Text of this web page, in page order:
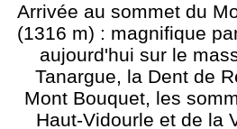
Arrivée au sommet du
(1316 m) : magnifique
aujourd'hui sur le
Tanargue, la Dent de
Mont Bouquet, les
Haut-Vidourle et de la